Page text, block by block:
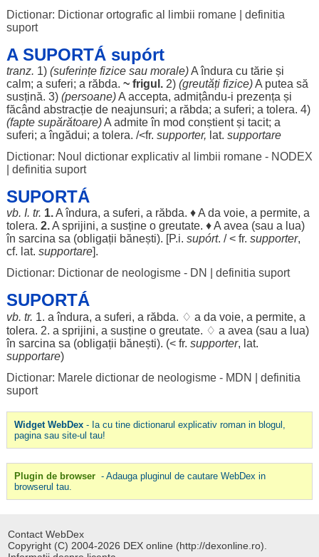
Dictionar: Dictionar ortografic al limbii romane| definitia
suport
A SUPORTÁ supórt
tranz. 1) (suferințe fizicesau morale)Aîndura cu tărieși
calm; a suferi; a răbda. ~ frigul .2) (greutăți fizice)A putea să
susțină. 3) (persoane)A accepta, admițându-i prezența și
făcând abstracțiede neajunsuri; a răbda; a suferi; a tolera. 4)
(fapte supărătoare)A admiteîn mod conștientși tacit; a
suferi; aîngădui; a tolera. /<fr. supporter, lat. supportare
Dictionar: Noul dictionar explicativ al limbii romane - NODEX
definitia suport
SUPORTÁ
vb. I. tr. 1.Aîndura, a suferi, a răbda. ♦ A da voie, a permite, a
tolera. 2.A sprijini, a susțineo greutate. ♦ A avea (sau a lua)
în sarcina sa (obligații bănești). [P.i. supórt. / < fr. supporter,
cf. lat. supportare].
Dictionar: Dictionar de neologisme - DN
definitia suport
SUPORTÁ
vb. tr. 1. aîndura, a suferi, a răbda. ♢ a da voie, a permite, a
tolera. 2. a sprijini, a susțineo greutate. ♢ a avea (sau a lua)
în sarcina sa (obligații bănești). (< fr. supporter, lat.
supportare)
Dictionar: Marele dictionar de neologisme - MDN
definitia
suport
Widget WebDex- Ia cu tine dictionarul explicativ roman in blogul,
pagina sau site-ul tau!
Plugin de browser - Adauga pluginul de cautare WebDex in
browserul tau.
Contact WebDex
Copyright (C) 2004-2026 DEX online (http://dexonline.ro).